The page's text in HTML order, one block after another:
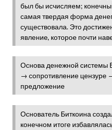
был бы исчисляем;
самая твердая форма
существовала. Это
явление, которое почти
Основа денежной системы
→ сопротивление цензуре
предложение
Основатель Биткоина
конечном итоге